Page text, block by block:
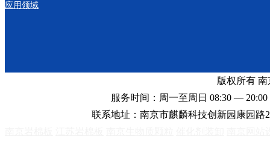
应用领域
版权所有
服务时间：周一至周日 08:30 —
联系地址：南京市麒麟科技创新园康园